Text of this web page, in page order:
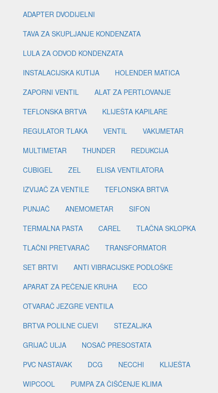
ADAPTER DVODIJELNI
TAVA ZA SKUPLJANJE KONDENZATA
LULA ZA ODVOD KONDENZATA
INSTALACIJSKA KUTIJA
HOLENDER MATICA
ZAPORNI VENTIL
ALAT ZA PERTLOVANJE
TEFLONSKA BRTVA
KLIJEŠTA KAPILARE
REGULATOR TLAKA
VENTIL
VAKUMETAR
MULTIMETAR
THUNDER
REDUKCIJA
CUBIGEL
ZEL
ELISA VENTILATORA
IZVIJAČ ZA VENTILE
TEFLONSKA BRTVA
PUNJAČ
ANEMOMETAR
SIFON
TERMALNA PASTA
CAREL
TLAČNA SKLOPKA
TLAČNI PRETVARAČ
TRANSFORMATOR
SET BRTVI
ANTI VIBRACIJSKE PODLOŠKE
APARAT ZA PEČENJE KRUHA
ECO
OTVARAČ JEZGRE VENTILA
BRTVA POLILNE CIJEVI
STEZALJKA
GRIJAČ ULJA
NOSAČ PRESOSTATA
PVC NASTAVAK
DCG NECCHI
KLIJEŠTA
WIPCOOL
PUMPA ZA ČIŠĆENJE KLIMA